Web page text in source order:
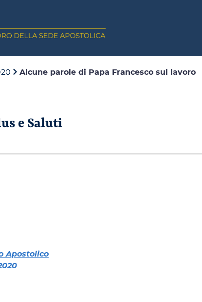
Alcune parole di Papa Francesco sul lavoro
e Saluti
Apostolico